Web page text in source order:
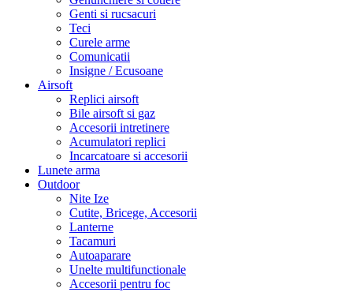
Genti si rucsacuri
Teci
Curele arme
Comunicatii
Insigne / Ecusoane
Airsoft
Replici airsoft
Bile airsoft si gaz
Accesorii intretinere
Acumulatori replici
Incarcatoare si accesorii
Lunete arma
Outdoor
Nite Ize
Cutite, Bricege, Accesorii
Lanterne
Tacamuri
Autoaparare
Unelte multifunctionale
Accesorii pentru foc